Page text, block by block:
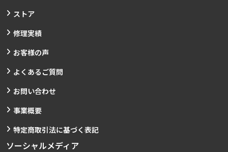
ストア
修理実績
お客様の声
よくあるご質問
お問い合わせ
事業概要
特定商取引法に基づく表記
ソーシャルメディア